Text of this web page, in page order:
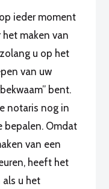
ieder moment
maken van
u op het
van uw
bent.
notaris nog in
bepalen. Omdat
van een
heeft het
als u het